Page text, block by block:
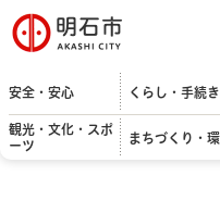
明石市
安全・安心 くらし・手続き
観光・文化・スポ
ーツ
まちづくり・